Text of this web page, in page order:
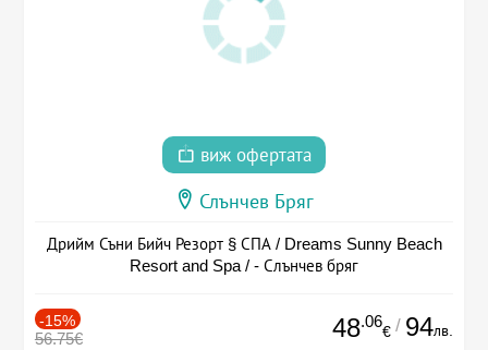
виж офертата
Слънчев Бряг
Дрийм Съни Бийч Резорт § СПА / Dreams Sunny Beach
Resort and Spa / - Слънчев бряг
-15%
56.75€ 48.06
€ / 94лв.